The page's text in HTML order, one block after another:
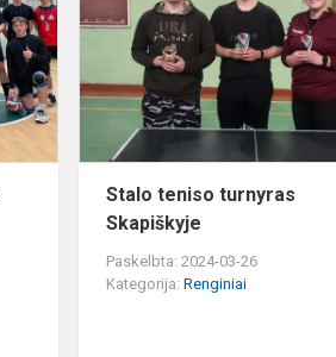
seniūnijų
finalinis
tinklinio
etapas
Stalo teniso turnyras
Skapiškyje
Paskelbta: 2024-03-26
Kategorija:Renginiai